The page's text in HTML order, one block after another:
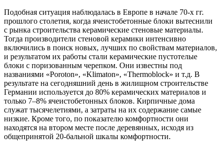
Подобная ситуация наблюдалась в Европе в начале 70-х гг.
прошлого столетия, когда ячеистобетонные блоки вытеснили
с рынка строительства керамические стеновые материалы.
Тогда производители стеновой керамики интенсивно
включились в поиск новых, лучших по свойствам материалов,
и результатом их работы стали керамические пустотелые
блоки с поризованным черепком. Они известны под
названиями «Poroton», «Klimaton», «Thermoblock» и т.д. В
результате на сегодняшний день в жилищном строительстве
Германии используется до 80% керамических материалов и
только 7–8% ячеистобетонных блоков. Кирпичные дома
служат тысячелетиями, а затраты на их содержание самые
низкие. Кроме того, по показателю комфортности они
находятся на втором месте после деревянных, исходя из
общепринятой 20-бальной шкалы комфортности.